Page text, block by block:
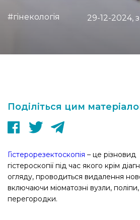
#гiнекологiя 29-12-2024,
Поділіться цим
Гістерорезектоскопія – це різновид
гістероскопії під час якого крім
огляду, проводиться видалення
включаючи міоматозні вузли, поліпи,
перегородки.